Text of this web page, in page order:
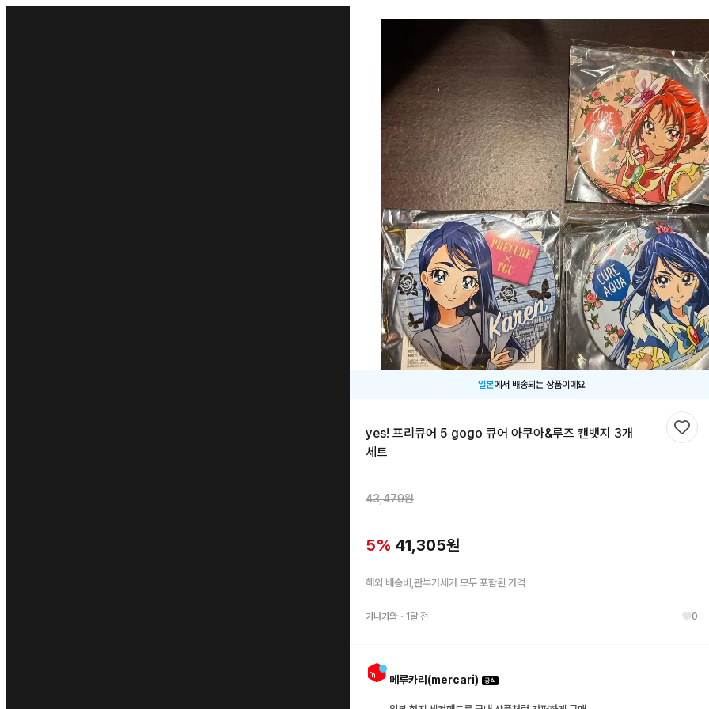
일본에서 배송되는 상품이에요
yes! 프리큐어 5 gogo 큐어 아쿠아&루즈 캔뱃지 3개
세트
43,479원
5% 41,305원
해외 배송비,관부가세가 모두 포함된 가격
가나가와・ 1달 전 0
메루카리(mercari)
찜하